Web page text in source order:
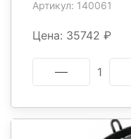
Артикул: 140061
Цена: 35742 ₽
1